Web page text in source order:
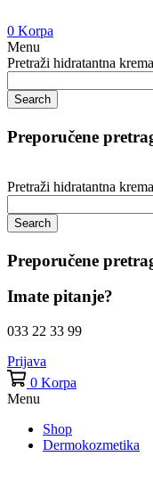
0 Korpa
Menu
Pretraži hidratantna krema
Search
Preporučene
Pretraži hidratantna krema
Search
Preporučene
Imate pitanje?
033 22 33 99
Prijava
0 Korpa
Menu
Shop
Dermokozmetika